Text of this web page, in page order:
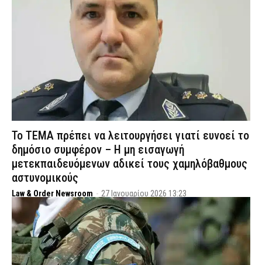
Το ΤΕΜΑ πρέπει να λειτουργήσει γιατί ευνοεί το
δημόσιο συμφέρον – H μη εισαγωγή
μετεκπαιδευόμενων αδικεί τους χαμηλόβαθμους
αστυνομικούς
Law & Order Newsroom - 27 Ιανουαρίου 2026 13:23